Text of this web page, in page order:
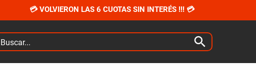
💳 VOLVIERON LAS 6 CUOTAS SIN INTERÉS !!! 💳